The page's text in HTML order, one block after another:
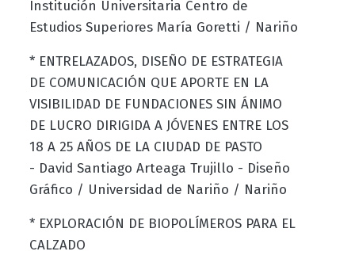
Institución Universitaria Centro de
Estudios Superiores María Goretti / Nariño
* ENTRELAZADOS, DISEÑO DE ESTRATEGIA
DE COMUNICACIÓN QUE APORTE EN LA
VISIBILIDAD DE FUNDACIONES SIN ÁNIMO
DE LUCRO DIRIGIDA A JÓVENES ENTRE LOS
18 A 25 AÑOS DE LA CIUDAD DE PASTO
- David Santiago Arteaga Trujillo - Diseño
Gráfico / Universidad de Nariño / Nariño
* EXPLORACIÓN DE BIOPOLÍMEROS PARA EL
CALZADO